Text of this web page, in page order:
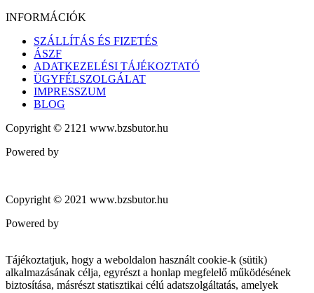
INFORMÁCIÓK
SZÁLLÍTÁS ÉS FIZETÉS
ÁSZF
ADATKEZELÉSI TÁJÉKOZTATÓ
ÜGYFÉLSZOLGÁLAT
IMPRESSZUM
BLOG
Copyright © 2121 www.bzsbutor.hu
Powered by
Copyright © 2021 www.bzsbutor.hu
Powered by
Tájékoztatjuk, hogy a weboldalon használt cookie-k (sütik)
alkalmazásának célja, egyrészt a honlap megfelelő működésének
biztosítása, másrészt statisztikai célú adatszolgáltatás, amelyek